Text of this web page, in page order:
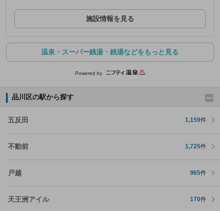
施設情報を見る
温泉・スーパー銭湯・銭湯などをもっと見る
Powered by
品川区の駅から探す
五反田 1,159件
不動前 1,725件
戸越 965件
天王洲アイル 170件